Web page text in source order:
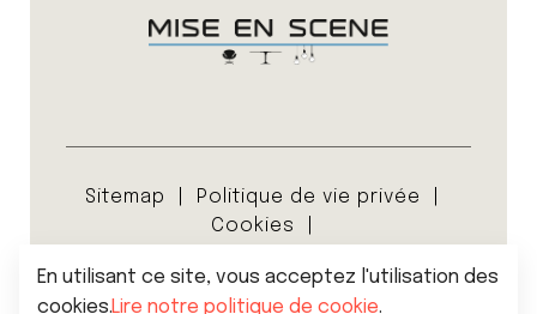
Sitemap
Politique de vie privée
Cookies
© 2026 Mise en scene
En utilisant ce site, vous acceptez l'utilisation des
cookies.Lire notre politique de cookie.